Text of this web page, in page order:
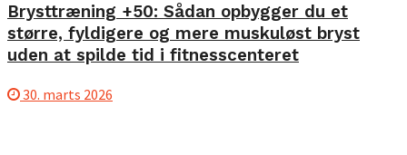
Brysttræning +50: Sådan opbygger du et
større, fyldigere og mere muskuløst bryst
uden at spilde tid i fitnesscenteret
30. marts 2026